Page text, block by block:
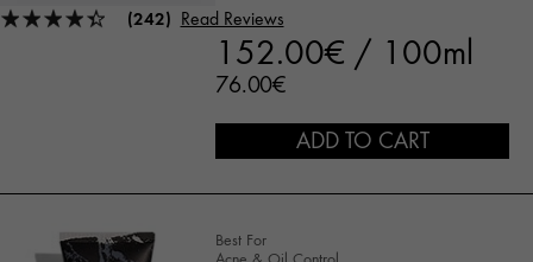
(242) Read Reviews
152.00€ / 100ml
76.00€
ADD TO CART
Best For